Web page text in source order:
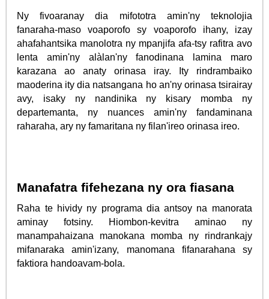
Ny fivoaranay dia mifototra amin'ny teknolojia
fanaraha-maso voaporofo sy voaporofo ihany, izay
ahafahantsika manolotra ny mpanjifa afa-tsy rafitra avo
lenta amin'ny alàlan'ny fanodinana lamina maro
karazana ao anaty orinasa iray. Ity rindrambaiko
maoderina ity dia natsangana ho an'ny orinasa tsirairay
avy, isaky ny nandinika ny kisary momba ny
departemanta, ny nuances amin'ny fandaminana
raharaha, ary ny famaritana ny filan'ireo orinasa ireo.
Manafatra fifehezana ny ora fiasana
Raha te hividy ny programa dia antsoy na manorata
aminay fotsiny. Hiombon-kevitra aminao ny
manampahaizana manokana momba ny rindrankajy
mifanaraka amin'izany, manomana fifanarahana sy
faktiora handoavam-bola.